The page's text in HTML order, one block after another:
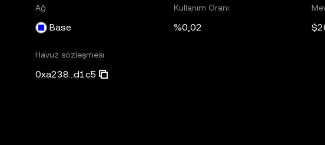
Ağ
Base
Kullanım Oranı
%0,02
Havuz sözleşmesi
0xa238...d1c5